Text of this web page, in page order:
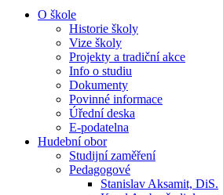
O škole
Historie školy
Vize školy
Projekty a tradiční akce
Info o studiu
Dokumenty
Povinné informace
Úřední deska
E-podatelna
Hudební obor
Studijní zaměření
Pedagogové
Stanislav Aksamit, DiS.